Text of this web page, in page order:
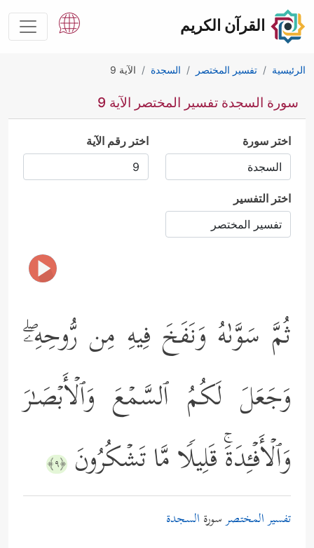
القرآن الكريم
الرئيسية تفسير المختصر السجدة الآية 9
سورة السجدة تفسير المختصر الآية 9
اختر سورة اختر رقم الآية
اختر التفسير
ثُمَّ سَوَّىٰهُ وَنَفَخَ فِیهِ مِن رُّوحِهِۦۖ
وَجَعَلَ لَكُمُ ٱلسَّمۡعَ وَٱلۡأَبۡصَـٰرَ
وَٱلۡأَفۡـِٔدَةَۚ قَلِیلࣰا مَّا تَشۡكُرُونَ ﴿٩﴾
تفسير المختصرسورة السجدة